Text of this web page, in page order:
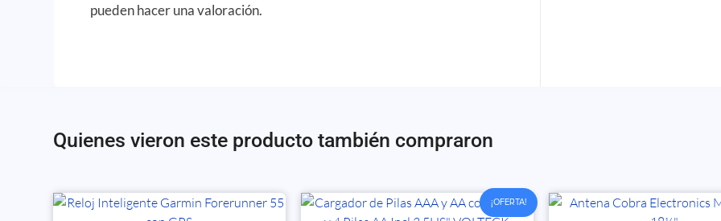
pueden hacer una valoración.
Quienes vieron este producto también compraron
¡OFERTA!